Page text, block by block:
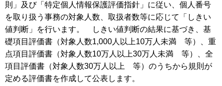
則」及び「特定個人情報保護評価指針」に従い、個人番号
を取り扱う事務の対象人数、取扱者数等に応じて「しきい
値判断」を行います。 しきい値判断の結果に基づき、基
礎項目評価書（対象人数1,000人以上10万人未満 等）、重
点項目評価書（対象人数10万人以上30万人未満 等）、全
項目評価書（対象人数30万人以上 等）のうちから規則が
定める評価書を作成して公表します。